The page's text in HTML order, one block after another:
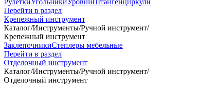
РулеткиУгольникиУровниШтангенциркули
Перейти в раздел
Крепежный инструмент
Каталог/Инструменты/Ручной инструмент/
Крепежный инструмент
ЗаклепочникиСтеплеры мебельные
Перейти в раздел
Отделочный инструмент
Каталог/Инструменты/Ручной инструмент/
Отделочный инструмент